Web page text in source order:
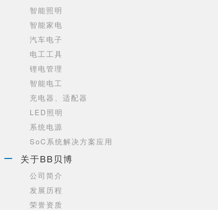
智能照明
智能家电
汽车电子
电工工具
锂电管理
智能电工
充电器、适配器
LED照明
系统电源
SoC系统解决方案应用
关于BB贝博
公司简介
发展历程
荣誉资质